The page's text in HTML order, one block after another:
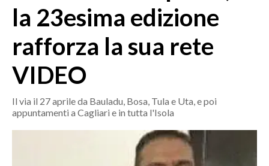
SASSARI E PROVINCIA
GALLURA
NUORO E PROVINCIA
OGLIASTRA
la 23esima edizione
rafforza la sua rete
VIDEO
Il via il 27 aprile da Bauladu, Bosa, Tula e Uta, e poi
appuntamenti a Cagliari e in tutta l'Isola